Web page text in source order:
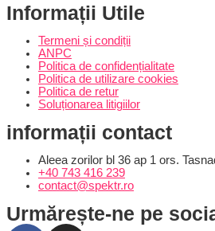
Informații Utile
Termeni și condiții
ANPC
Politica de confidențialitate
Politica de utilizare cookies
Politica de retur
Soluționarea litigiilor
informații contact
Aleea zorilor bl 36 ap 1 ors.
+40 743 416 239
contact@spektr.ro
Urmărește-ne pe